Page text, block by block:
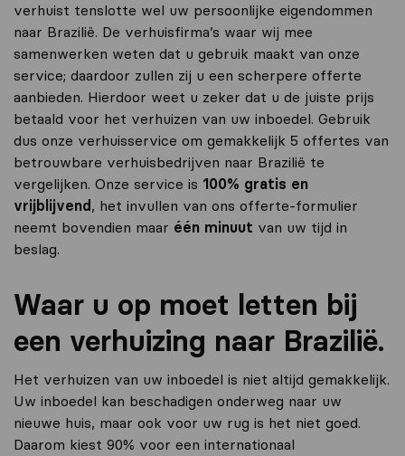
verhuist tenslotte wel uw persoonlijke eigendommen
naar Brazilië. De verhuisfirma’s waar wij mee
samenwerken weten dat u gebruik maakt van onze
service; daardoor zullen zij u een scherpere offerte
aanbieden. Hierdoor weet u zeker dat u de juiste prijs
betaald voor het verhuizen van uw inboedel. Gebruik
dus onze verhuisservice om gemakkelijk 5 offertes van
betrouwbare verhuisbedrijven naar Brazilië te
vergelijken. Onze service is 100% gratis en
vrijblijvend , het invullen van ons offerte-formulier
neemt bovendien maar één minuut van uw tijd in
beslag.
Waar u op moet letten bij
een verhuizing naar Brazilië.
Het verhuizen van uw inboedel is niet altijd gemakkelijk.
Uw inboedel kan beschadigen onderweg naar uw
nieuwe huis, maar ook voor uw rug is het niet goed.
Daarom kiest 90% voor een internationaal